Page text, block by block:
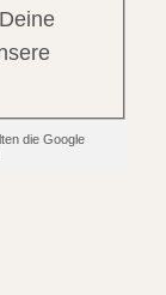
die Google